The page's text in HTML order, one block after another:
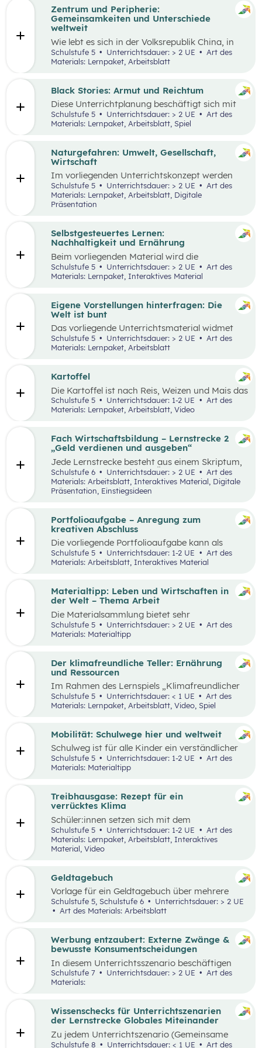
Werbung entzaubert: Externe Zwänge &
bewusste Konsumentscheidungen
In diesem Unterrichtsszenario beschäftigen
sich die Schüler:innen mit den Themen
„Werbung“ und „Konsumentscheidungen“. Zu
Zentrum. Davon ausgehend werden
unterschiedliche externe Zwänge sowie Vor-
Schulstufe 7 Unterrichtsdauer: > 2 UE
Art des
Materials:
Wissenschecks für Unterrichtszenarien
der Lernstrecke Globales Miteinander
Zu jedem Unterrichtszenario (Gemeinsame
Vertiefung) wiez.B.:Globalisierung und ich,
Schulstufe 8 Unterrichtsdauer: < 1 UE
Eigene Vorstellungen hinterfragen: Die
Welt ist bunt
Das vorliegende Unterrichtsmaterial widmet
sich dem Thema Stereotype – insbesondere in
Bezug auf Afrika – und kann als Einstieg in das
visuellem Input soll den Schüler:innen
hinterfragen, zu dekonstruieren und zu
rekonstruieren.
Schulstufe 5 Unterrichtsdauer: > 2 UE
Materials: Lernpaket, Arbeitsblatt
Treibhausgase: Rezept für ein
verrücktes Klima
Schüler:innen setzen sich mit dem
menschengemachten und natürlichen
Treibhauseffekt sowie daraus resultierenden
Folgen in unterschiedlichen Lebens- und
Wirtschaftsbereichen auseinander. Außerdem
Umwelt-Beziehung
Kopfstand-Brainstorming individuelle und
kollektive Handlungsoptionen zur
Klimawandelanpassung.
Schulstufe 5 Unterrichtsdauer: 1-2 UE
Materials: Lernpaket, Arbeitsblatt, Interaktives
Material, Video
Der klimafreundliche Teller: Ernährung
und Ressourcen
Im Rahmen des Lernspiels „Klimafreundlicher
Teller“ lernen die Schüler:innen
klimafreundlichere und klimaschädlichere
Lebensmittel (gemessen am Wasser- und CO2-
hohen Ressourcenverbrauch kennen.
Schulstufe 5 Unterrichtsdauer: < 1 UE
Materials: Lernpaket, Arbeitsblatt, Video, Spiel
Zentrum und Peripherie:
Gemeinsamkeiten und Unterschiede
weltweit
Wie lebt es sich in der Volksrepublik China, in
Grönland oder in den österreichischen Alpen?
Welche Gemeinsamkeiten und Unterschiede
gibt es? Menschen weltweit haben die gleichen
Wünsche. Sie arbeiten in der Regel, sind an
gleichzeitig mobil sein. Wie diese
Lebensbereiche konkret ausgestaltet sind und
welche Anforderungen sich ergeben, hängt
Schulstufe 5 Unterrichtsdauer: > 2 UE
Materials: Lernpaket, Arbeitsblatt
Kartoffel
Die Kartoffel ist nach Reis, Weizen und Mais das
viertwichtigste Grundnahrungsmittel der
Menschheit. Weltweit gibt es rund 5.000
anpassen. Die Unterrichtsmaterialien
behandeln einerseits gesellschaftliche sowie
naturräumliche Bedingungen der
landwirtschaftlichen Produktion. Wesentliche
Charakteristika der räumlichen Umwelt werden
am Fallbeispiel Kartoffel erhoben und
beschrieben.
Schulstufe 5 Unterrichtsdauer: 1-2 UE
Art des
Materials: Lernpaket, Arbeitsblatt, Video
Mobilität: Schulwege hier und weltweit
Schulweg ist für alle Kinder ein verständlicher
Begriff und eine weltweite Gemeinsamkeit.
Doch der Weg ist durch die Lage der Schule und
Schulstufe 5 Unterrichtsdauer: 1-2 UE
Art des
Materials: Materialtipp
Black Stories: Armut und Reichtum
Diese Unterrichtplanung beschäftigt sich mit
dem umfassenden Themenbereich Armut.
Methodisch stehen dieBlack Stories
Geschichten, die sich mit unterschiedlichen
beschäftigen – im Zentrum, wobei der Fokus
auf Armut und damit verbundenen
Auswirkungen liegt.
Schulstufe 5 Unterrichtsdauer: > 2 UE
Materials: Lernpaket, Arbeitsblatt, Spiel
Fach Wirtschaftsbildung – Lernstrecke 2
„Geld verdienen und ausgeben“
Jede Lernstrecke besteht aus einem Skriptum,
welches dazu dient einen Überblick über die
jeweilige Lernstrecke zu erhalten. Mit
dem eigenen Unterrichtsgegenstand
Wirtschaftsbildung erwerben Schüler:innen das
Einstellungen und Verhaltensbereitschaften, die
sie in ökonomisch geprägten Lebenssituationen
benötigen. Diese sollen ihnen dabei helfen,
ökonomische Herausforderungen, Aufgaben
und Problemstellungen erkennen, analysieren,
beurteilen und erfolgreich bewältigen zu
Schulstufe 6 Unterrichtsdauer: > 2 UE
Materials: Arbeitsblatt, Interaktives Material, Digitale
Präsentation, Einstiegsideen
Naturgefahren: Umwelt, Gesellschaft,
Wirtschaft
Im vorliegenden Unterrichtskonzept werden
natürliche Prozesse und ihre Auswirkungen auf
die Umwelt, Gesellschaft und Wirtschaft
behandelt.
Schulstufe 5 Unterrichtsdauer: > 2 UE
Art des
Materials: Lernpaket, Arbeitsblatt, Digitale
Präsentation
Portfolioaufgabe – Anregung zum
kreativen Abschluss
Die vorliegende Portfolioaufgabe kann als
Abschluss des Kompetenzbereichs „Leben und
Wirtschaften im Hinblick auf nachhaltige
Schulstufe 5 Unterrichtsdauer: 1-2 UE
Art des
Materials: Arbeitsblatt, Interaktives Material
Selbstgesteuertes Lernen:
Nachhaltigkeit und Ernährung
Beim vorliegenden Material wird die
Lernumgebung viachabaDoozur Verfügung
gestellt und mit einem analogen Lernplan (M2)
Schulstufe 5 Unterrichtsdauer: > 2 UE
Materials: Lernpaket, Interaktives Material
Materialtipp: Leben und Wirtschaften in
der Welt – Thema Arbeit
Die Materialsammlung bietet sehr
unterschiedliche Aspekte in Bezug auf das
Thema Arbeit für den Unterricht.
Schulstufe 5 Unterrichtsdauer: > 2 UE
Materials: Materialtipp
Geldtagebuch
Vorlage für ein Geldtagebuch über mehrere
Wochen im Excel Format
Schulstufe 5, Schulstufe 6
Unterrichtsdauer: > 2 UE
Art des Materials: Arbeitsblatt